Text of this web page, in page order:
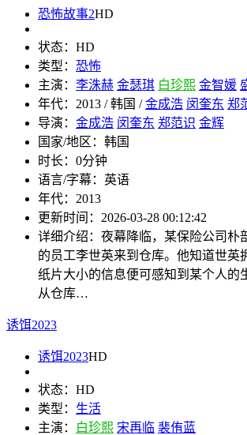
恐怖故事2HD
状态： HD
类型： 恐怖
主演： 李洙赫 金瑟琪 白珍熙 金智媛
年代： 2013 / 韩国 /金成浩 闵奎东 郑
导演： 金成浩 闵奎东 郑范识 金辉
国家/地区： 韩国
时长： 0分钟
语言/字幕： 英语
年代： 2013
更新时间： 2026-03-28 00:12:42
详细介绍： 夜幕降临，某保险公司朴
的员工李世英来到仓库。他知道世英
纸片大小的信息便可感知到某个人的
从仓库…
诱饵2023
诱饵2023HD
状态： HD
类型： 生活
主演：
白珍熙 宋再临 裴侑蓝